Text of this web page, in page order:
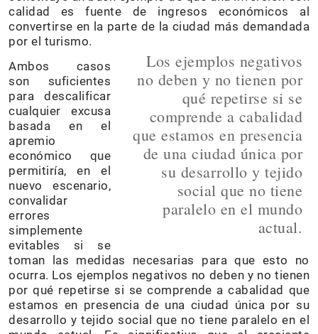
calidad es fuente de ingresos económicos al
convertirse en la parte de la ciudad más demandada
por el turismo.
Los ejemplos negativos
no deben y no tienen por
qué repetirse si se
comprende a cabalidad
que estamos en presencia
de una ciudad única por
su desarrollo y tejido
social que no tiene
paralelo en el mundo
actual.
Ambos casos
son suficientes
para descalificar
cualquier excusa
basada en el
apremio
económico que
permitiría, en el
nuevo escenario,
convalidar
errores
simplemente
evitables si se
toman las medidas necesarias para que esto no
ocurra. Los ejemplos negativos no deben y no tienen
por qué repetirse si se comprende a cabalidad que
estamos en presencia de una ciudad única por su
desarrollo y tejido social que no tiene paralelo en el